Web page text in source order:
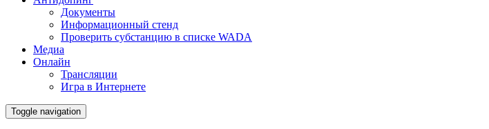
Документы
Информационный стенд
Проверить субстанцию в списке WADA
Медиа
Онлайн
Трансляции
Игра в Интернете
Toggle navigation